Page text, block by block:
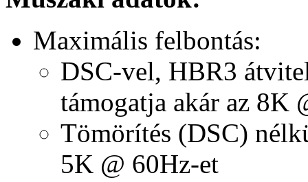
Maximális felbontás:
DSC-vel, HBR3
támogatja akár az 8K
Tömörítés (DSC)
5K @ 60Hz-et